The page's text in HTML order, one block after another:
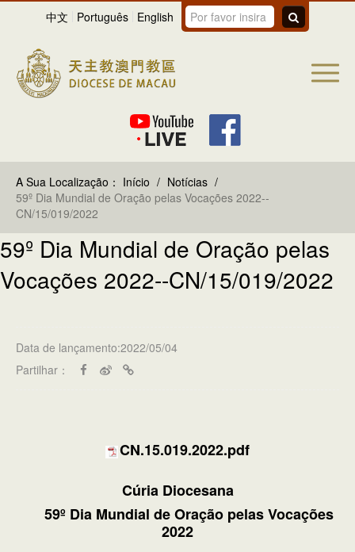
中文 Português English
A Sua Localização： Início / Notícias /
59º Dia Mundial de Oração pelas Vocações 2022--
CN/15/019/2022
59º Dia Mundial de Oração pelas
Vocações 2022--CN/15/019/2022
Data de lançamento:2022/05/04
Partilhar：
CN.15.019.2022.pdf
Cúria Diocesana
59º Dia Mundial de Oração pelas Vocações
2022